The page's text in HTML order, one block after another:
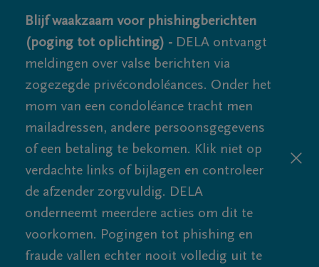
Blijf waakzaam voor phishingberichten
(poging tot oplichting) - DELA ontvangt
meldingen over valse berichten via
zogezegde privécondoléances. Onder het
mom van een condoléance tracht men
mailadressen, andere persoonsgegevens
of een betaling te bekomen. Klik niet op
verdachte links of bijlagen en controleer
de afzender zorgvuldig. DELA
onderneemt meerdere acties om dit te
voorkomen. Pogingen tot phishing en
fraude vallen echter nooit volledig uit te